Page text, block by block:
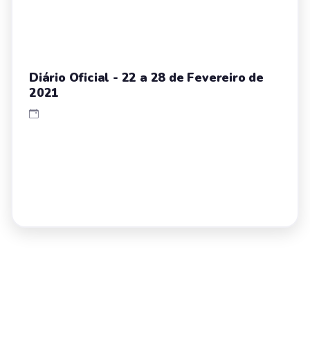
Diário Oficial - 22 a 28 de Fevereiro de
2021